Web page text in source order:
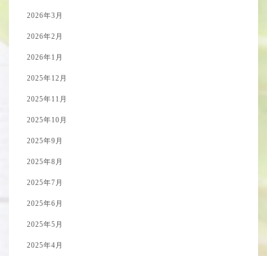
2026年3月
2026年2月
2026年1月
2025年12月
2025年11月
2025年10月
2025年9月
2025年8月
2025年7月
2025年6月
2025年5月
2025年4月